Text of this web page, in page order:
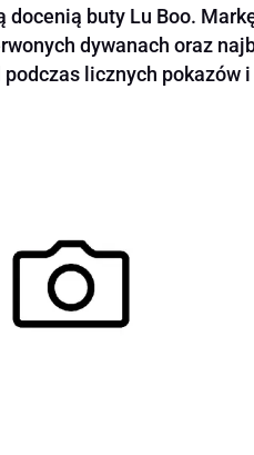
buty Lu Boo.
dywanach oraz
licznych pokazów i